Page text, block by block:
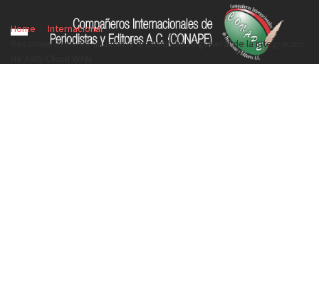
Home
Internacional
Resumen: Prosimo anuncia la disponibilidad general de la integración